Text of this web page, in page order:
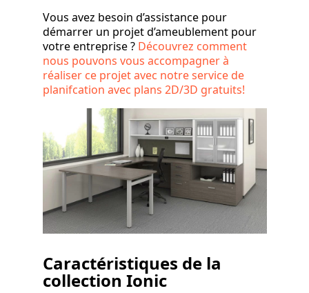
Vous avez besoin d’assistance pour
démarrer un projet d’ameublement pour
votre entreprise ? Découvrez comment
nous pouvons vous accompagner à
réaliser ce projet avec notre service de
planifcation avec plans 2D/3D gratuits!
Caractéristiques de la
collection Ionic